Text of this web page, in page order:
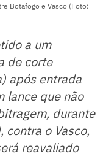
Botafogo e Vasco (Foto:
a um
de corte
após entrada
lance que não
durante
contra o Vasco,
reavaliado